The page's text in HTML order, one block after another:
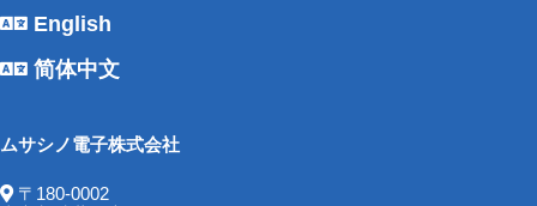
English
简体中文
ムサシノ電子株式会社
〒180-0002